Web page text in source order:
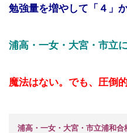
勉強量を増やして「４」
浦高・一女・大宮・市立
魔法はない。でも、圧倒
浦高・一女・大宮・市立浦和